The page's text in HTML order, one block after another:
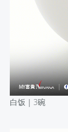
白饭｜ 3碗